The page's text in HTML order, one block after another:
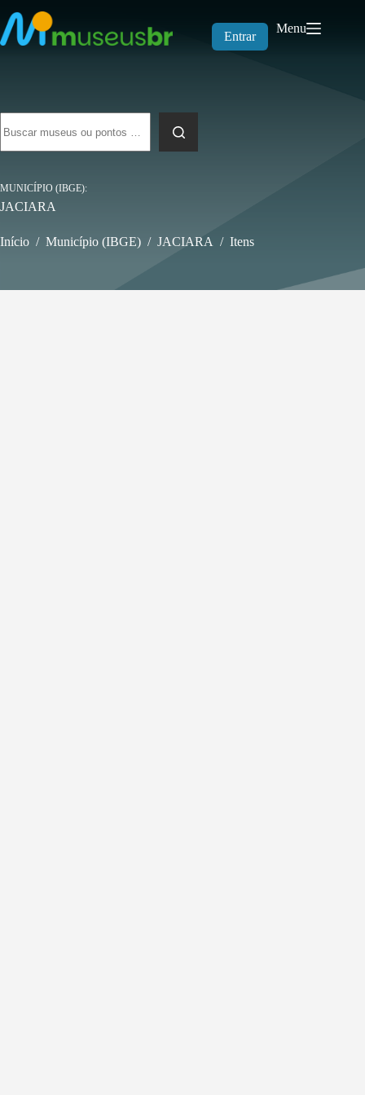
para
o
conteúdo
Entrar
Menu
resultados
MUNICÍPIO (IBGE)
JACIARA
Início / Município (IBGE) / JACIARA / Itens